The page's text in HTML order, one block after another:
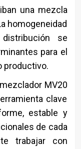
una mezcla
homogeneidad
se
para el
productivo.
MV20
clave
estable y
de cada
trabajar con